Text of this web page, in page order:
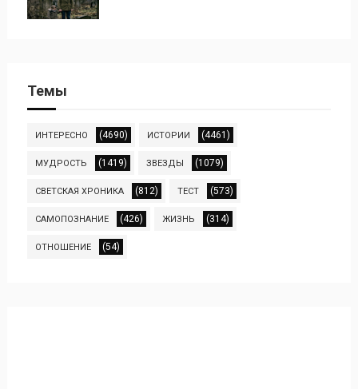
Темы
ИНТЕРЕСНО (4690) ИСТОРИИ (4461)
МУДРОСТЬ (1419) ЗВЕЗДЫ (1079)
СВЕТСКАЯ ХРОНИКА (812) ТЕСТ (573)
САМОПОЗНАНИЕ (426) ЖИЗНЬ (314)
ОТНОШЕНИЕ (54)